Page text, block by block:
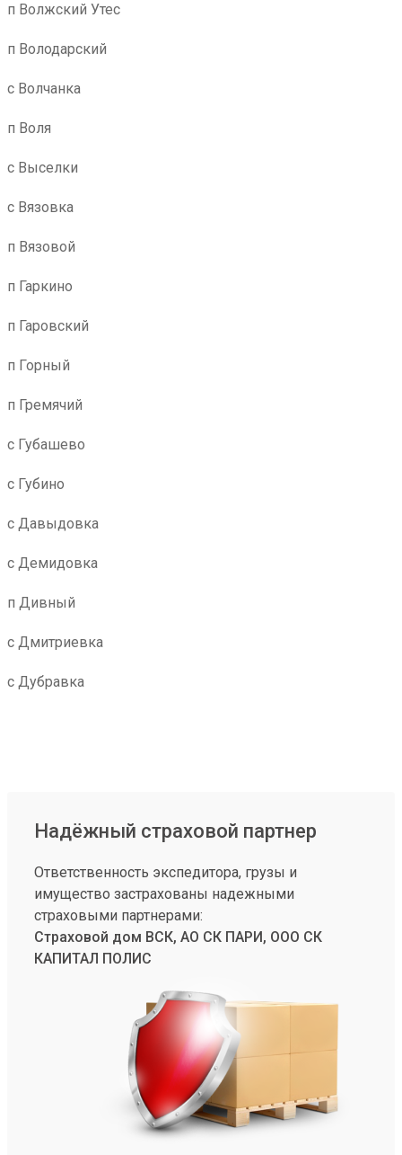
п Волжский Утес
п Володарский
с Волчанка
п Воля
с Выселки
с Вязовка
п Вязовой
п Гаркино
п Гаровский
п Горный
п Гремячий
с Губашево
с Губино
с Давыдовка
с Демидовка
п Дивный
с Дмитриевка
с Дубравка
Надёжный страховой партнер
Ответственность экспедитора, грузы и
имущество застрахованы надежными
страховыми партнерами:
Страховой дом ВСК, АО СК ПАРИ, ООО СК
КАПИТАЛ ПОЛИС